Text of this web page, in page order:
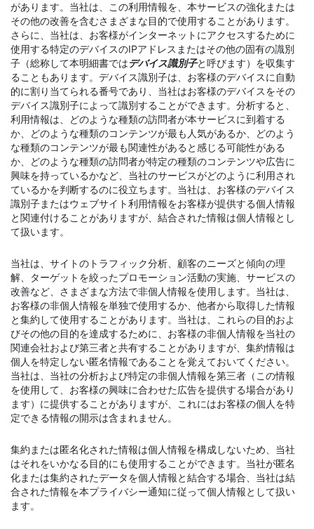
があります。当社は、この利用情報を、本サービスの強化または
その他の改善を含むさまざまな目的で使用することがあります。
さらに、当社は、お客様がインターネットにアクセスするために
使用する特定のデバイスのIPアドレスまたはその他の固有の識別
子（総称して本明細書ではデバイス識別子と呼びます）を収集す
ることもあります。デバイス識別子は、お客様のデバイスに自動
的に割り当てられる番号であり、当社はお客様のデバイスをその
デバイス識別子によって識別することができます。分析すると、
利用情報は、どのような種類の訪問者が本サービスに到着する
か、どのような種類のコンテンツが最も人気があるか、どのよう
な種類のコンテンツが最も関連性があると感じる可能性がある
か、どのような種類の訪問者が特定の種類のコンテンツや広告に
興味を持っているかなど、当社のサービスがどのように利用され
ているかを判断するのに役立ちます。当社は、お客様のデバイス
識別子またはウェブサイト利用情報をお客様が提供する個人情報
と関連付けることがありますが、結合された情報は個人情報とし
て扱います。
当社は、サイトのトラフィック分析、顧客のニーズと傾向の理
解、ターゲットを絞ったプロモーション活動の実施、サービスの
改善など、さまざまな方法で非個人情報を使用します。当社は、
お客様の非個人情報を単独で使用するか、他者から取得した情報
と集約して使用することがあります。当社は、これらの目的およ
びその他の目的を達成するために、お客様の非個人情報を当社の
関連会社および第三者と共有することがありますが、集約情報は
個人を特定しない匿名情報であることを覚えておいてください。
当社は、当社の分析および特定の非個人情報を第三者（この情報
を使用して、お客様の興味に合わせた広告を提供する場合があり
ます）に提供することがありますが、これにはお客様の個人を特
定できる情報の開示は含まれません。
集約または匿名化された情報は個人情報を構成しないため、当社
はそれをいかなる目的にも使用することができます。当社が匿名
化または集約されたデータを個人情報と結合する場合、当社は結
合された情報を本プライバシー通知に従って個人情報として扱い
ます。